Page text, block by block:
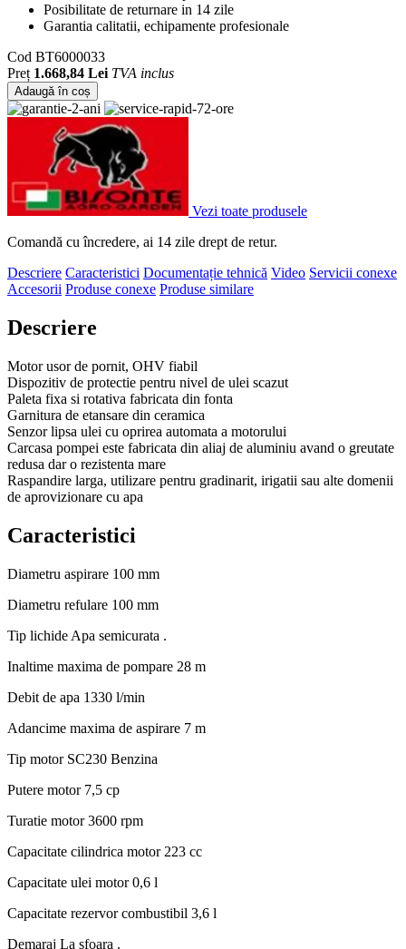
Posibilitate de returnare in 14 zile
Garantia calitatii, echipamente profesionale
Cod BT6000033
Preț 1.668,84 Lei TVA inclus
Adaugă în coș
Vezi toate produsele
Comandă cu încredere, ai 14 zile drept de retur.
Descriere Caracteristici Documentație tehnică Video Servicii conexe
Accesorii Produse conexe Produse similare
Descriere
Motor usor de pornit, OHV fiabil
Dispozitiv de protectie pentru nivel de ulei scazut
Paleta fixa si rotativa fabricata din fonta
Garnitura de etansare din ceramica
Senzor lipsa ulei cu oprirea automata a motorului
Carcasa pompei este fabricata din aliaj de aluminiu avand o greutate
redusa dar o rezistenta mare
Raspandire larga, utilizare pentru gradinarit, irigatii sau alte domenii
de aprovizionare cu apa
Caracteristici
Diametru aspirare 100 mm
Diametru refulare 100 mm
Tip lichide Apa semicurata .
Inaltime maxima de pompare 28 m
Debit de apa 1330 l/min
Adancime maxima de aspirare 7 m
Tip motor SC230 Benzina
Putere motor 7,5 cp
Turatie motor3600 rpm
Capacitate cilindrica motor 223 cc
Capacitate ulei motor0,6 l
Capacitate rezervor combustibil 3,6 l
Demaraj La sfoara .